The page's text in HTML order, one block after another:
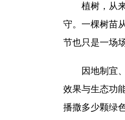
植树，从来
守。一棵树苗
节也只是一场
因地制宜、
效果与生态功
播撒多少颗绿